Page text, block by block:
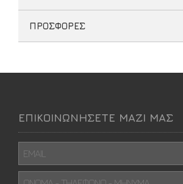
ΠΡΟΣΦΟΡΕΣ
ΕΠΙΚΟΙΝΩΝΗΣΕΤΕ ΜΑΖΙ ΜΑΣ